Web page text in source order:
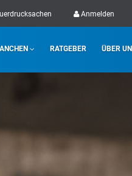
Anmelden
RATGEBER ÜBER